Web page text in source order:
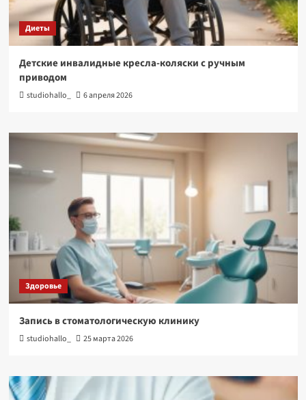
Диеты
Детские инвалидные кресла-коляски с ручным
приводом
studiohallo_ 6 апреля 2026
Здоровье
Запись в стоматологическую клинику
studiohallo_ 25 марта 2026